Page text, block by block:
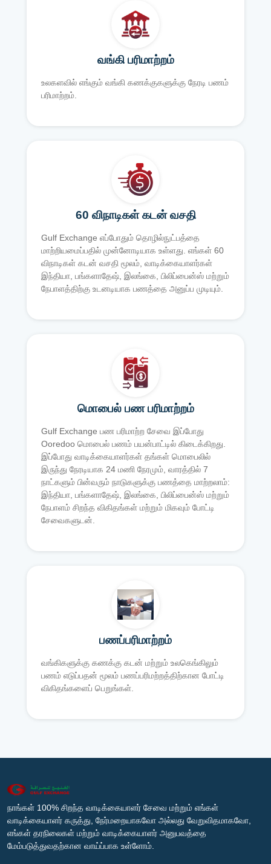
வங்கி பரிமாற்றம்
உலகளவில் எங்கும் வங்கி கணக்குகளுக்கு நேரடி பணம்
பரிமாற்றம்.
60 விநாடிகள் கடன் வசதி
Gulf Exchange எப்போதும் தொழில்நுட்பத்தை
மாற்றியமைப்பதில் முன்னோடியாக உள்ளது. எங்கள் 60
விநாடிகள் கடன் வசதி மூலம், வாடிக்கையாளர்கள்
இந்தியா, பங்களாதேஷ், இலங்கை, பிலிப்பைன்ஸ் மற்றும்
நேபாளத்திற்கு உடனடியாக பணத்தை அனுப்ப முடியும்.
மொபைல் பண பரிமாற்றம்
Gulf Exchange பண பரிமாற்ற சேவை இப்போது
Ooredoo மொபைல் பணம் பயன்பாட்டில் கிடைக்கிறது.
இப்போது வாடிக்கையாளர்கள் தங்கள் மொபைலில்
இருந்து நேரடியாக 24 மணி நேரமும், வாரத்தில் 7
நாட்களும் பின்வரும் நாடுகளுக்கு பணத்தை மாற்றலாம்:
இந்தியா, பங்களாதேஷ், இலங்கை, பிலிப்பைன்ஸ் மற்றும்
நேபாளம் சிறந்த விகிதங்கள் மற்றும் மிகவும் போட்டி
சேவைகளுடன்.
பணப்பரிமாற்றம்
வங்கிகளுக்கு கணக்கு கடன் மற்றும் உலகெங்கிலும்
பணம் எடுப்பதன் மூலம் பணப்பரிமற்றத்திற்கான போட்டி
விகிதங்களைப் பெறுங்கள்.
நாங்கள் 100% சிறந்த வாடிக்கையாளர் சேவை மற்றும் எங்கள்
வாடிக்கையாளர் கருத்து, நேர்மறையாகவோ அல்லது வேறுவிதமாகவோ,
எங்கள் தரநிலைகள் மற்றும் வாடிக்கையாளர் அனுபவத்தை
மேம்படுத்துவதற்கான வாய்ப்பாக உள்ளோம்.